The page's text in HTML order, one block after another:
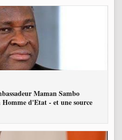
Maman Sambo
d'Etat - et une source